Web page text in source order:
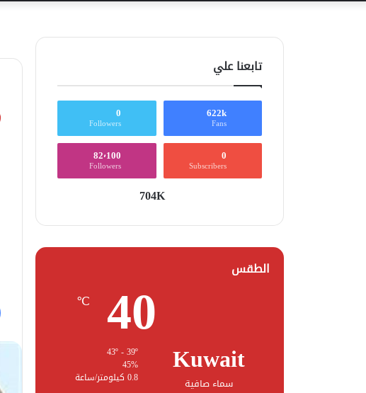
تابعنا علي
622k
Fans
0
Followers
0
Subscribers
82٬100
Followers
704K
الطقس
Kuwait
سماء صافية
40
℃
43º - 39º
45%
0.8 كيلومتر/ساعة